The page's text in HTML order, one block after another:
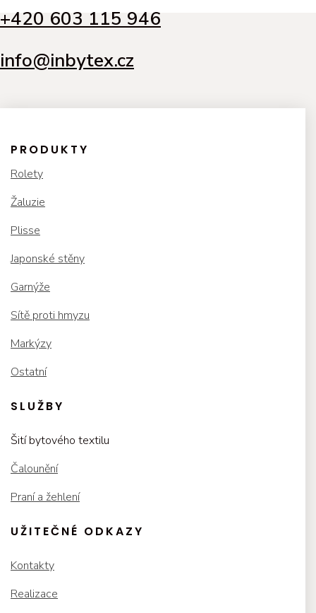
+420 603 115 946
info@inbytex.cz
PRODUKTY
Rolety
Žaluzie
Plisse
Japonské stěny
Garnýže
Sítě proti hmyzu
Markýzy
Ostatní
SLUŽBY
Šití bytového textilu
Čalounění
Praní a žehlení
UŽITEČNÉ ODKAZY
Kontakty
Realizace